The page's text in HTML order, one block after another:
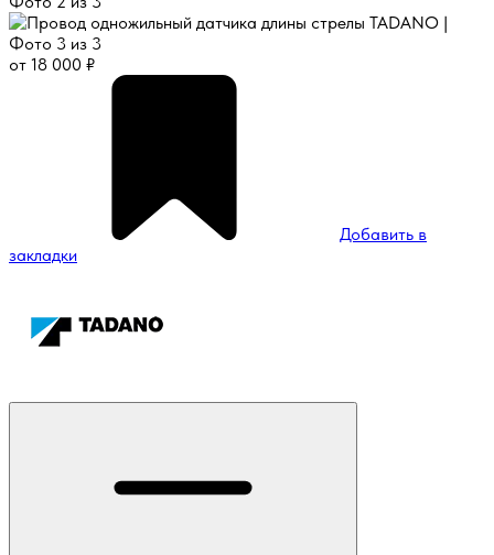
от 18 000 ₽
Добавить в
закладки